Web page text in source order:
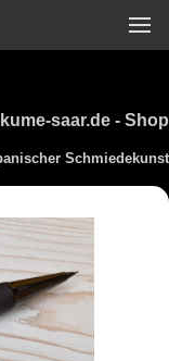
saar.de - Shop
Schmiedekunst